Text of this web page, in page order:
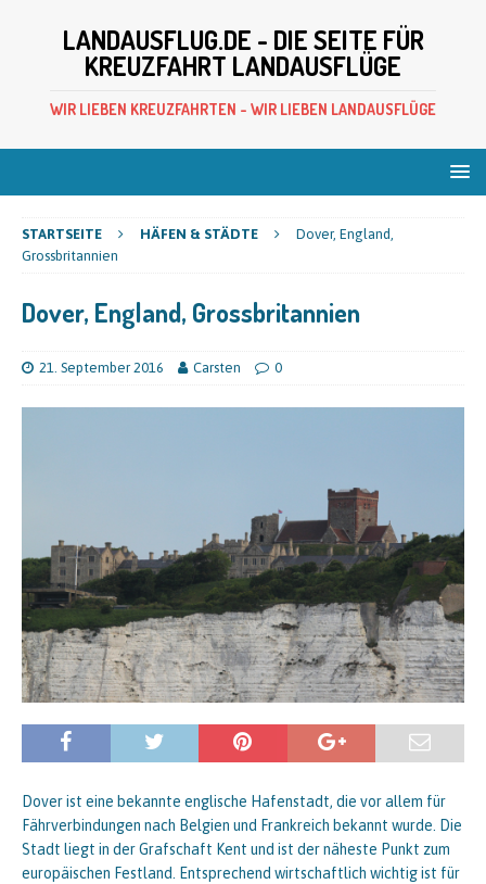
LANDAUSFLUG.DE - DIE SEITE FÜR
KREUZFAHRT LANDAUSFLÜGE
WIR LIEBEN KREUZFAHRTEN - WIR LIEBEN LANDAUSFLÜGE
STARTSEITE HÄFEN & STÄDTE
Dover, England,
Grossbritannien
Dover, England, Grossbritannien
21. September 2016 Carsten 0
Dover ist eine bekannte englische Hafenstadt, die vor allem für
Fährverbindungen nach Belgien und Frankreich bekannt wurde. Die
Stadt liegt in der Grafschaft Kent und ist der näheste Punkt zum
europäischen Festland. Entsprechend wirtschaftlich wichtig ist für